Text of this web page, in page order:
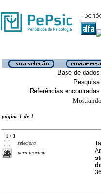
Base de dados
Pesquisa
Referências encontradas
página 1 de 1
1 / 3
seleciona
para imprimir